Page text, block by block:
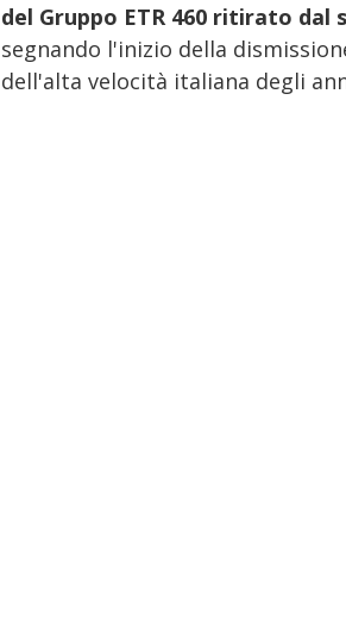
del Gruppo ETR 460 ritirato
segnando l'inizio della
dell'alta velocità italiana degli